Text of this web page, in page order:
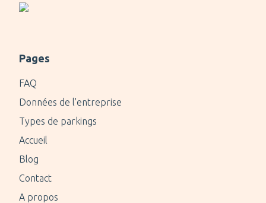
Pages
FAQ
Données de l'entreprise
Types de parkings
Accueil
Blog
Contact
A propos